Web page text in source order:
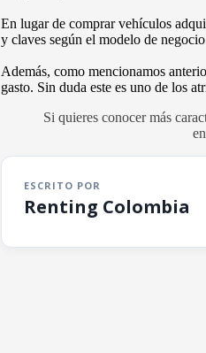
En lugar de comprar vehículos
y claves según el modelo de
Además, como mencionamos
gasto. Sin duda este es uno de los
Si quieres conocer más
ESCRITO POR
Renting Colombia